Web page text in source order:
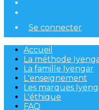
Se connecter
Accueil
La méthode
La famille Iyengar
L'enseignement
Les marques
L'éthique
FAQ